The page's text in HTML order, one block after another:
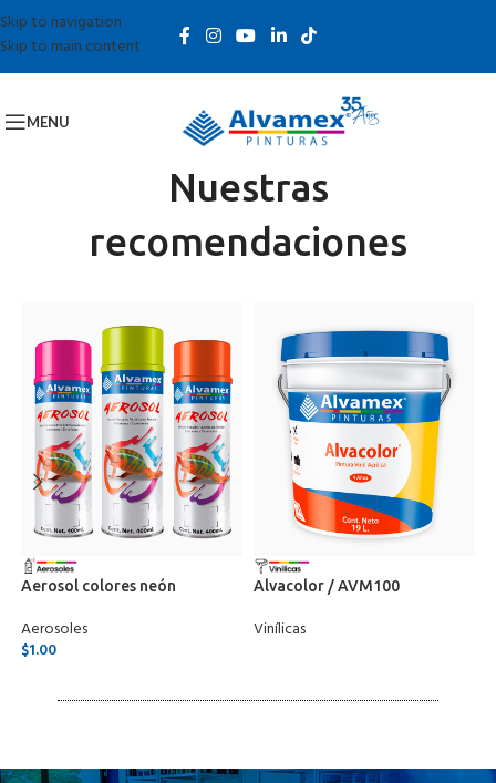
Skip to navigation
Skip to main content
MENU
Nuestras
recomendaciones
Aerosol colores neón
Aerosoles
$1.00
Alvacolor / AVM100
Vinílicas